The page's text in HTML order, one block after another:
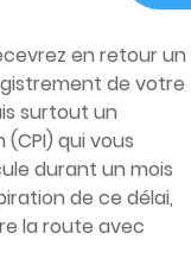
en retour un
de votre
surtout un
qui vous
durant un mois
de ce délai,
la route avec